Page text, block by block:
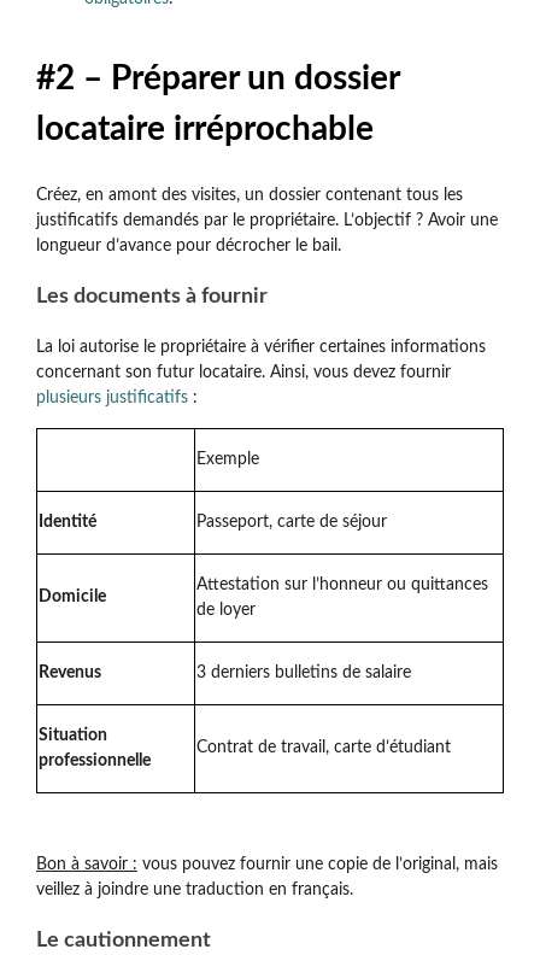
#2 – Préparer un dossier
locataire irréprochable
Créez, en amont des visites, un dossier contenant tous les
justificatifs demandés par le propriétaire. L’objectif ? Avoir une
longueur d’avance pour décrocher le bail.
Les documents à fournir
La loi autorise le propriétaire à vérifier certaines informations
concernant son futur locataire. Ainsi, vous devez fournir
plusieurs justificatifs :
Exemple
Identité Passeport, carte de séjour
Domicile
Attestation sur l’honneur ou quittances
de loyer
Revenus 3 derniers bulletins de salaire
Situation
professionnelle
Contrat de travail, carte d’étudiant
Bon à savoir : vous pouvez fournir une copie de l’original, mais
veillez à joindre une traduction en français.
Le cautionnement